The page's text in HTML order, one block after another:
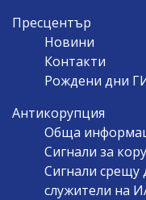
Пресцентър
Новини
Контакти
Рождени дни
Антикорупция
Обща
Сигнали за
Сигнали срещу
служители на